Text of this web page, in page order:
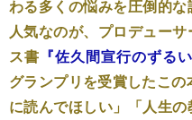
わる多くの悩みを圧倒的
人気なのが、プロデュー
ス書 『佐久間宣行のずる
グランプリを受賞したこ
に読んでほしい」「人生